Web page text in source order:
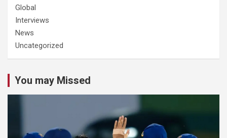
Global
Interviews
News
Uncategorized
You may Missed